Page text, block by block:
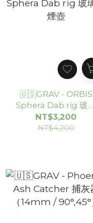
🇺🇸GRAV - ORBIS
Sphera Dab rig 玻璃
水煙壺
NT$3,200
NT$4,200